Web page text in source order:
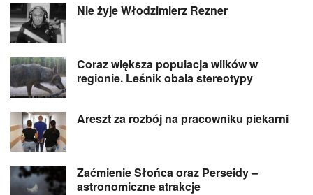
Nie żyje Włodzimierz Rezner
Coraz większa populacja wilków w
regionie. Leśnik obala stereotypy
Areszt za rozbój na pracowniku piekarni
Zaćmienie Słońca oraz Perseidy –
astronomiczne atrakcje